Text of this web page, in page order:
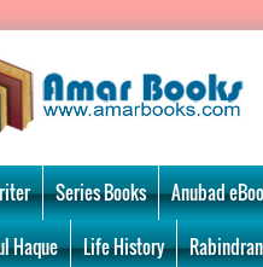
Series Books Anubad
Haque Life History